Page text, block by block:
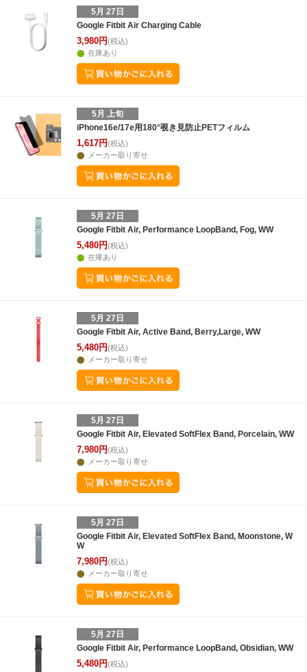
5月 27日
Google Fitbit Air Charging Cable
3,980円(税込)
在庫あり
5月 上旬
iPhone16e/17e用180°覗き見防止PETフィルム
1,617円(税込)
メーカー取り寄せ
5月 27日
Google Fitbit Air, Performance LoopBand, Fog, WW
5,480円(税込)
在庫あり
5月 27日
Google Fitbit Air, Active Band, Berry,Large, WW
5,480円(税込)
メーカー取り寄せ
5月 27日
Google Fitbit Air, Elevated SoftFlex Band, Porcelain, WW
7,980円(税込)
メーカー取り寄せ
5月 27日
Google Fitbit Air, Elevated SoftFlex Band, Moonstone, W
W
7,980円(税込)
メーカー取り寄せ
5月 27日
Google Fitbit Air, Performance LoopBand, Obsidian, WW
5,480円(税込)